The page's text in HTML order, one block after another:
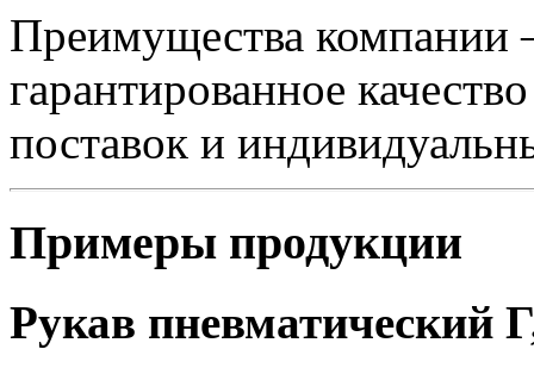
Преимущества компании
гарантированное
поставок и
Примеры продукции
Рукав пневматический